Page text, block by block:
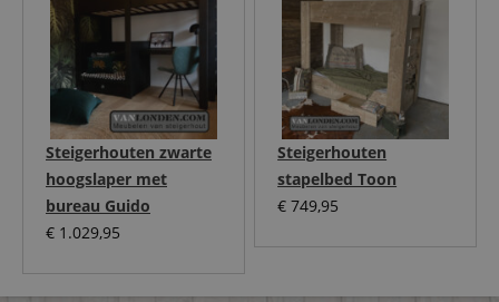
Steigerhouten
stapelbed Toon
€ 749,95
Steigerhouten zwarte
hoogslaper met
bureau Guido
€ 1.029,95